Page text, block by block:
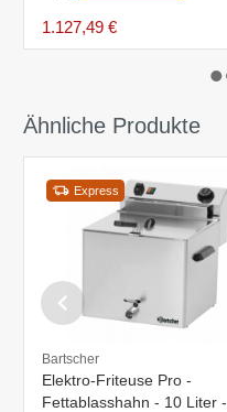
1.127,49 €
Ähnliche Produkte
Express
Bartscher
Elektro-Friteuse Pro -
Fettablasshahn - 10 Liter -